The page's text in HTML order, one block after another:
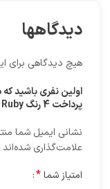
دیدگاهها
هیچ دیدگاهی برای
اولین نفری باشید
پرداخت 4 رنگ Ruby | پرداخت و پالیش بی نقص – آذین پازار”
نشانی ایمیل شما
علامت‌گذاری شده‌اند
امتیاز شما*